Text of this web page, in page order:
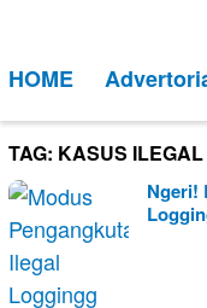
kontenMobile
HOME
TAG: KASUS ILEGAL
Ngeri!